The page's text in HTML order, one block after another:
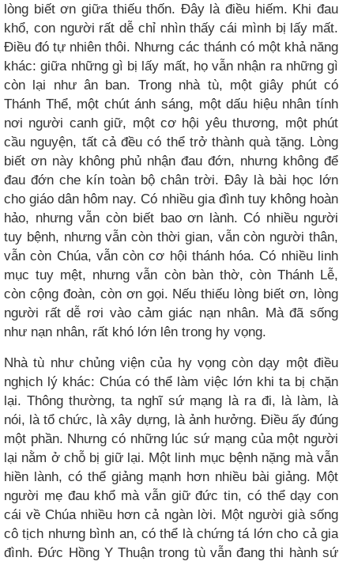
lòng biết ơn giữa thiếu thốn. Đây là điều hiếm. Khi đau
khổ, con người rất dễ chỉ nhìn thấy cái mình bị lấy mất.
Điều đó tự nhiên thôi. Nhưng các thánh có một khả năng
khác: giữa những gì bị lấy mất, họ vẫn nhận ra những gì
còn lại như ân ban. Trong nhà tù, một giây phút có
Thánh Thể, một chút ánh sáng, một dấu hiệu nhân tính
nơi người canh giữ, một cơ hội yêu thương, một phút
cầu nguyện, tất cả đều có thể trở thành quà tặng. Lòng
biết ơn này không phủ nhận đau đớn, nhưng không để
đau đớn che kín toàn bộ chân trời. Đây là bài học lớn
cho giáo dân hôm nay. Có nhiều gia đình tuy không hoàn
hảo, nhưng vẫn còn biết bao ơn lành. Có nhiều người
tuy bệnh, nhưng vẫn còn thời gian, vẫn còn người thân,
vẫn còn Chúa, vẫn còn cơ hội thánh hóa. Có nhiều linh
mục tuy mệt, nhưng vẫn còn bàn thờ, còn Thánh Lễ,
còn cộng đoàn, còn ơn gọi. Nếu thiếu lòng biết ơn, lòng
người rất dễ rơi vào cảm giác nạn nhân. Mà đã sống
như nạn nhân, rất khó lớn lên trong hy vọng.
Nhà tù như chủng viện của hy vọng còn dạy một điều
nghịch lý khác: Chúa có thể làm việc lớn khi ta bị chặn
lại. Thông thường, ta nghĩ sứ mạng là ra đi, là làm, là
nói, là tổ chức, là xây dựng, là ảnh hưởng. Điều ấy đúng
một phần. Nhưng có những lúc sứ mạng của một người
lại nằm ở chỗ bị giữ lại. Một linh mục bệnh nặng mà vẫn
hiền lành, có thể giảng mạnh hơn nhiều bài giảng. Một
người mẹ đau khổ mà vẫn giữ đức tin, có thể dạy con
cái về Chúa nhiều hơn cả ngàn lời. Một người già sống
cô tịch nhưng bình an, có thể là chứng tá lớn cho cả gia
đình. Đức Hồng Y Thuận trong tù vẫn đang thi hành sứ